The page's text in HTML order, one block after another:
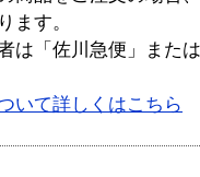
ます。
は「佐川急便」また
いて詳しくはこちら